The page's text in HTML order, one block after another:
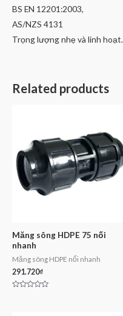
BS EN 12201:2003,
AS/NZS 4131
Trọng lượng nhẹ và linh hoạt.
Related products
Măng sông HDPE 75 nối
nhanh
Măng sông HDPE nối nhanh
291.720₫